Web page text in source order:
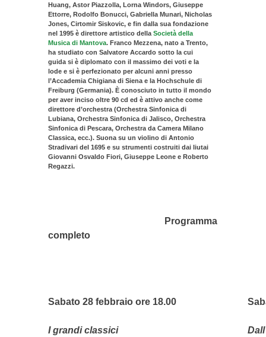
Huang, Astor Piazzolla, Lorna Windors, Giuseppe
Ettorre, Rodolfo Bonucci, Gabriella Munari, Nicholas
Jones, Cirtomir Siskovic, e fin dalla sua fondazione
nel 1995 è direttore artistico della Società della
Musica di Mantova. Franco Mezzena,nato a Trento,
ha studiato con Salvatore Accardo sotto la cui
guida si è diplomato con il massimo dei voti e la
lode e si è perfezionato per alcuni anni presso
l’Accademia Chigiana di Siena e la Hochschule di
Freiburg (Germania). È conosciuto in tutto il mondo
per aver inciso oltre 90 cd ed è attivo anche come
direttore d’orchestra (Orchestra Sinfonica di
Lubiana, Orchestra Sinfonica di Jalisco, Orchestra
Sinfonica di Pescara, Orchestra da Camera Milano
Classica, ecc.). Suona su un violino di Antonio
Stradivari del 1695 e su strumenti costruiti dai liutai
Giovanni Osvaldo Fiori, Giuseppe Leone e Roberto
Regazzi.
Programma
completo
Sabato 28 febbraio ore 18.00
I grandi classici